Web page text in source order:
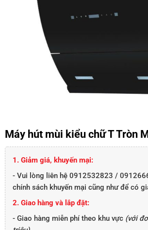
Máy hút mùi kiểu chữ T Tròn
1. Giảm giá, khuyến mại:
- Vui lòng liên hệ 0912532823 /
chính sách khuyến mại cũng như để có
2. Giao hàng và lắp đặt:
- Giao hàng miễn phí theo khu vực (với